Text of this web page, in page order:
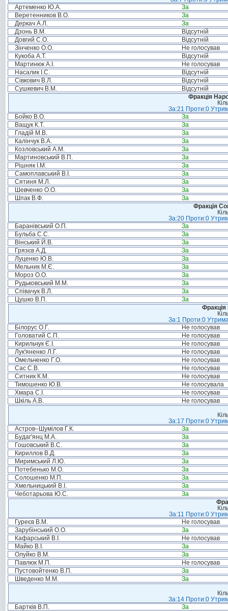
Артеменко Ю.А.
За
Веретенников В.О.
За
Деркач А.Л.
За
Дзонь В.М.
Відсутній
Довгий С.О.
Відсутній
Зінченко О.О.
Не голосував
Кукоба А.Т.
Відсутній
Мартинюк А.І.
Не голосував
Насалик І.С.
Відсутній
Сівкович В.Л.
Відсутній
Сушкевич В.М.
Відсутній
Фракція
За:21 Проти:0
Бойко В.О.
За
Ващук К.Т.
За
Гладій М.В.
За
Калінчук В.А.
За
Козловський А.М.
За
Мартиновський В.П.
За
Рішняк І.М.
За
Самоплавський В.І.
За
Сятиня М.Л.
За
Шевченко О.О.
За
Шпак В.Ф.
За
Фракція
За:20 Проти:0
Баранівський О.П.
За
Бульба С.С.
За
Вінський Й.В.
За
Грязєв А.Д.
За
Луценко Ю.В.
За
Мельник М.Є.
За
Мороз О.О.
За
Рудьковський М.М.
За
Співачук В.Л.
За
Цушко В.П.
За
За:1 Проти:0
Білорус О.Г.
Не голосував
Головатий С.П.
Не голосував
Кирильчук Є.І.
Не голосував
Лук'яненко Л.Г.
Не голосував
Омельченко Г.О.
Не голосував
Сас С.В.
Не голосував
Ситник К.М.
Не голосував
Тимошенко Ю.В.
Не голосувала
Хмара С.І.
Не голосував
Шкіль А.В.
Не голосував
За:17 Проти:0
Астров–Шумілов Г.К.
За
Будаг'янц М.А.
За
Гошовський В.С.
За
Кириллов В.Д.
За
Миримський Л.Ю.
За
Потебенько М.О.
За
Солошенко М.П.
За
Хмельницький В.І.
За
Чеботарьова Ю.С.
За
За:11 Проти:0
Гуреєв В.М.
Не голосував
Зарубінський О.О.
За
Кафарський В.І.
Не голосував
Майко В.І.
За
Олуйко В.М.
За
Павлюк М.П.
Не голосував
Пустовойтенко В.П.
За
Шведенко М.М.
За
За:14 Проти:0
Бартків В.П.
За